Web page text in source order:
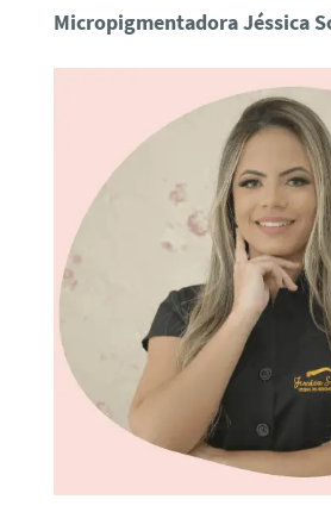
Micropigmentadora Jéssica